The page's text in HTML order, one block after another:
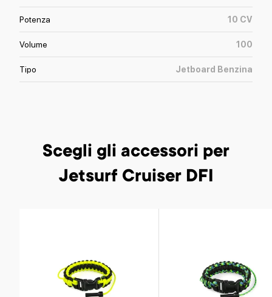
Potenza 10 CV
Volume 100
Tipo Jetboard Benzina
Scegli gli accessori per
Jetsurf Cruiser DFI